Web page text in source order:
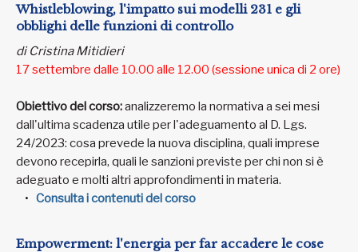
Whistleblowing, l'impatto sui modelli 231 e gli
obblighi delle funzioni di controllo
di Cristina Mitidieri
17 settembre dalle 10.00 alle 12.00 (sessione unica di 2 ore)
Obiettivo del corso:analizzeremo la normativa a sei mesi
dall'ultima scadenza utile per l'adeguamento al D. Lgs.
24/2023: cosa prevede la nuova disciplina, quali imprese
devono recepirla, quali le sanzioni previste per chi non si è
adeguato e molti altri approfondimenti in materia.
Consulta i contenuti del corso
Empowerment: l'energia per far accadere le cose